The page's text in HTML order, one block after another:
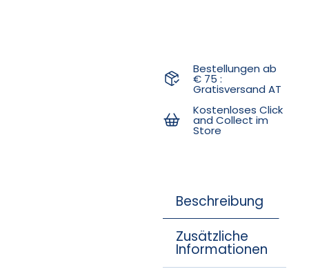
Bestellungen ab
€ 75 :
Gratisversand AT
Kostenloses Click
and Collect im
Store
Beschreibung
Zusätzliche
Informationen